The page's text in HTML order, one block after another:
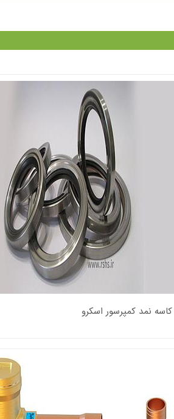
کاسه نمد کمپرسور اسکرو